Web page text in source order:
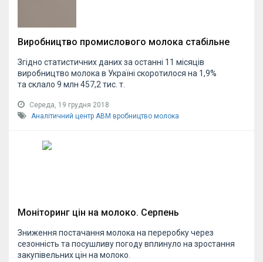
Виробництво промислового молока стабільне
Згідно статистичних даних за останні 11 місяців
виробництво молока в Україні скоротилося на 1,9%
та склало 9 млн 457,2 тис. т.
Середа, 19 грудня 2018
Аналітичний центр АВМ вробництво молока
Моніторинг цін на молоко. Серпень
Зниження постачання молока на переробку через
сезонність та посушливу погоду вплинуло на зростання
закупівельних цін на молоко.